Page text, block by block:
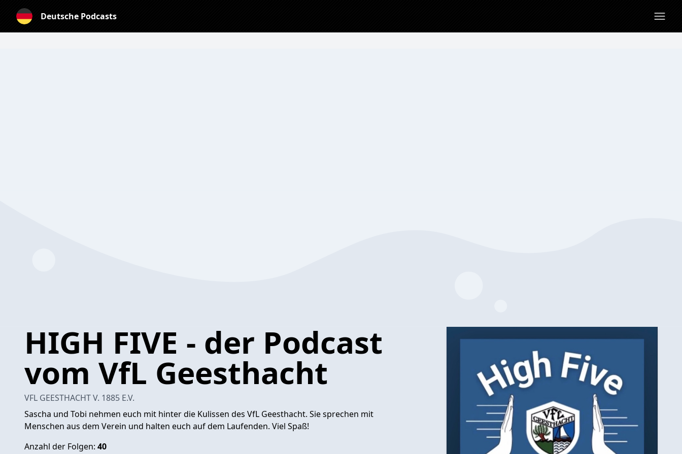
Deutsche Podcasts
HIGH FIVE - der Podcast
vom VfL Geesthacht
VFL GEESTHACHT V. 1885 E.V.
Sascha und Tobi nehmen euch mit hinter die Kulissen des VfL Geesthacht. Sie sprechen mit
Menschen aus dem Verein und halten euch auf dem Laufenden. Viel Spaß!
Anzahl der Folgen: 40